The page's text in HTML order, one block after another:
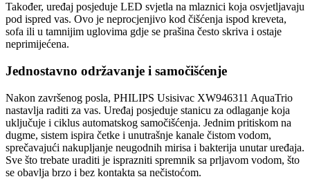
Također, uređaj posjeduje LED svjetla na mlaznici koja osvjetljavaju
pod ispred vas. Ovo je neprocjenjivo kod čišćenja ispod kreveta,
sofa ili u tamnijim uglovima gdje se prašina često skriva i ostaje
neprimijećena.
Jednostavno održavanje i samočišćenje
Nakon završenog posla, PHILIPS Usisivac XW946311 AquaTrio
nastavlja raditi za vas. Uređaj posjeduje stanicu za odlaganje koja
uključuje i ciklus automatskog samočišćenja. Jednim pritiskom na
dugme, sistem ispira četke i unutrašnje kanale čistom vodom,
sprečavajući nakupljanje neugodnih mirisa i bakterija unutar uređaja.
Sve što trebate uraditi je isprazniti spremnik sa prljavom vodom, što
se obavlja brzo i bez kontakta sa nečistoćom.